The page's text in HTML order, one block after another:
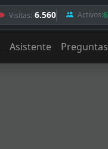
Visitas: 6.560 Activos:6
Asistente Preguntas